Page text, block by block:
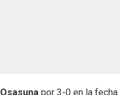
Osasuna por 3-0 en la fecha